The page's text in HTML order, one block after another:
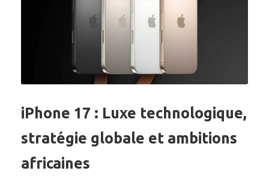
iPhone 17 : Luxe technologique,
stratégie globale et ambitions
africaines